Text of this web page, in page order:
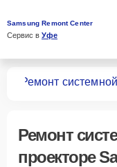
Samsung Remont Center
Сервис в Уфе
Ремонт
Ремонт
проекторе